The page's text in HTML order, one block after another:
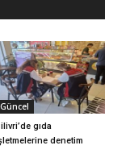
Güncel
gıda
denetim